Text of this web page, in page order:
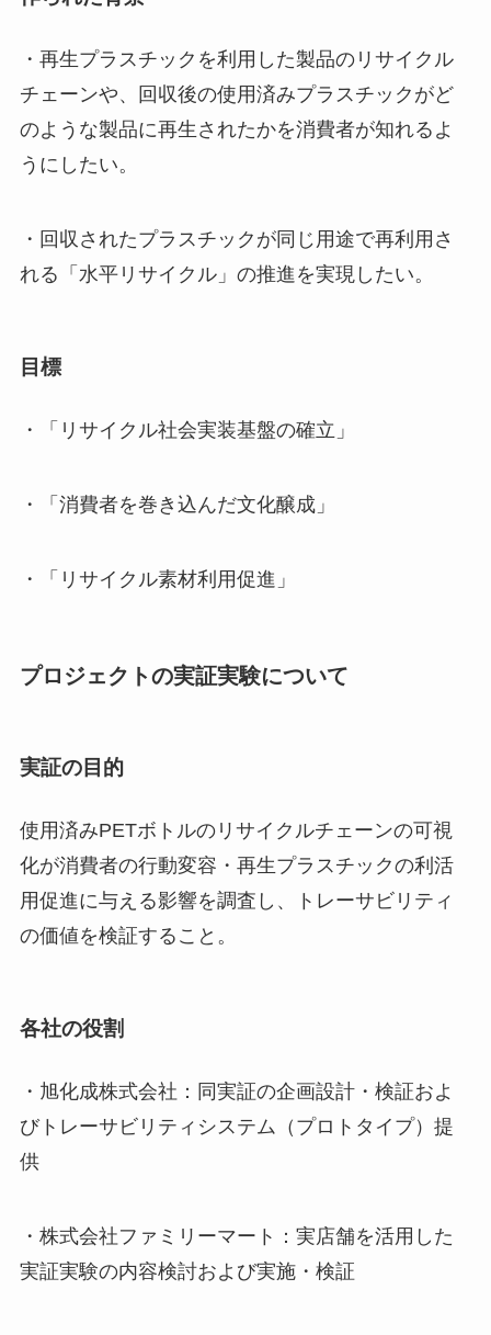
・再生プラスチックを利用した製品のリサイクル
チェーンや、回収後の使用済みプラスチックがど
のような製品に再生されたかを消費者が知れるよ
うにしたい。
・回収されたプラスチックが同じ用途で再利用さ
れる「水平リサイクル」の推進を実現したい。
目標
・「リサイクル社会実装基盤の確立」
・「消費者を巻き込んだ文化醸成」
・「リサイクル素材利用促進」
プロジェクトの実証実験について
実証の目的
使用済みPETボトルのリサイクルチェーンの可視
化が消費者の行動変容・再生プラスチックの利活
用促進に与える影響を調査し、トレーサビリティ
の価値を検証すること。
各社の役割
・旭化成株式会社：同実証の企画設計・検証およ
びトレーサビリティシステム（プロトタイプ）提
供
・株式会社ファミリーマート：実店舗を活用した
実証実験の内容検討および実施・検証